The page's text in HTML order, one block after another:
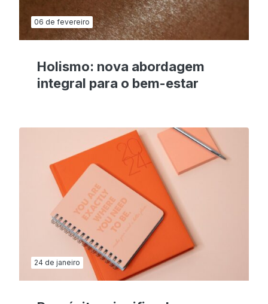
06 de fevereiro
Holismo: nova abordagem
integral para o bem-estar
24 de janeiro